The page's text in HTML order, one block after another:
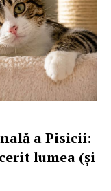
a Pisicii:
lumea (și